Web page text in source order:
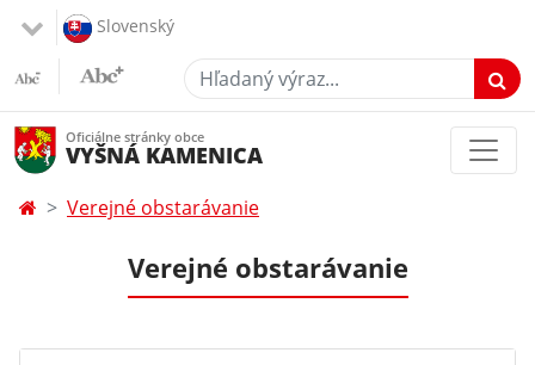
Slovenský
Hľadaný výraz...
Oficiálne stránky obce
VYŠNÁ KAMENICA
Verejné obstarávanie
Verejné obstarávanie